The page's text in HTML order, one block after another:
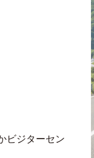
ビジターセン